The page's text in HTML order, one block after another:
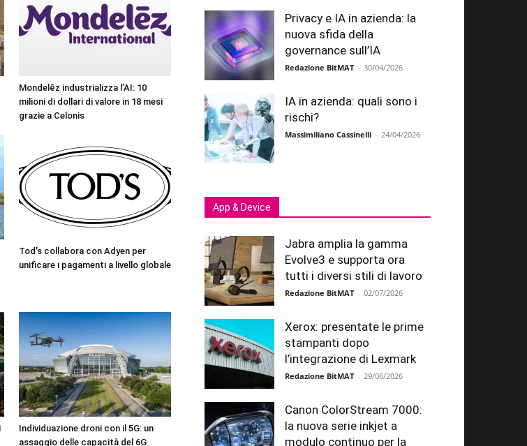
Mondelēz industrializza l’AI: 10
milioni di dollari di valore in 18 mesi
grazie a Celonis
Tod’s collabora con Adyen per
unificare i pagamenti a livello globale
Individuazione droni con il 5G: un
assaggio delle capacità del 6G
Privacy e IA in azienda: la
nuova sfida della
governance sull’IA
Redazione BitMAT - 30/04/2026
IA in azienda: quali sono i
rischi?
Massimiliano Cassinelli - 24/04/2026
App & Device
Jabra amplia la gamma
Evolve3 e supporta ora
tutti i diversi stili di lavoro
Redazione BitMAT - 02/07/2026
Xerox: presentate le prime
stampanti dopo
l’integrazione di Lexmark
Redazione BitMAT - 29/06/2026
Canon ColorStream 7000:
la nuova serie inkjet a
modulo continuo per la